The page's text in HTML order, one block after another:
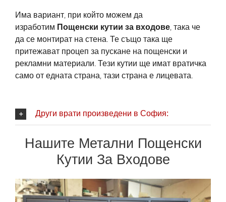
Има вариант, при който можем да
изработим Пощенски кутии за входове, така че
да се монтират на стена. Те също така ще
притежават процеп за пускане на пощенски и
рекламни материали. Тези кутии ще имат вратичка
само от едната страна, тази страна е лицевата.
Други врати произведени в София:
Нашите Метални Пощенски
Кутии За Входове